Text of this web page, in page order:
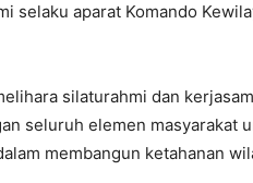
selaku aparat Komando
silaturahmi dan
seluruh elemen masyarakat
membangun ketahanan